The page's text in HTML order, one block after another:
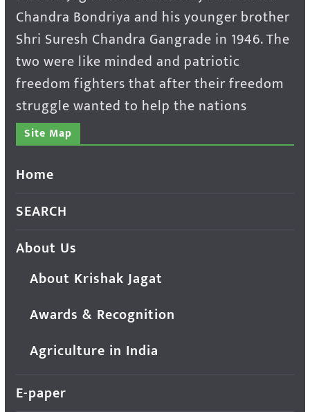
Chandra Bondriya and his younger brother
Shri Suresh Chandra Gangrade in 1946. The
two were like minded and patriotic
freedom fighters that after their freedom
struggle wanted to help the nations
Site Map
Home
SEARCH
About Us
About Krishak Jagat
Awards & Recognition
Agriculture in India
E-paper